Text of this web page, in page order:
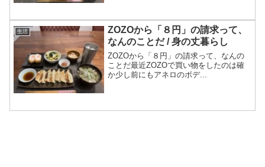
生活
ZOZOから「８円」の請求って、
なんのことだ / 身の丈暮らし
ZOZOから「８円」の請求って、なんの
ことだ最近ZOZOで買い物をしたのは確
か少し前にもアネロのボデ...